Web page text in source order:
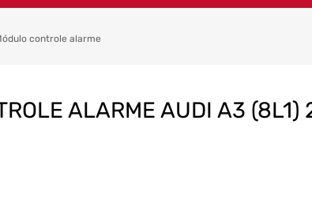
controle alarme
ALARME AUDI A3 (8L1)